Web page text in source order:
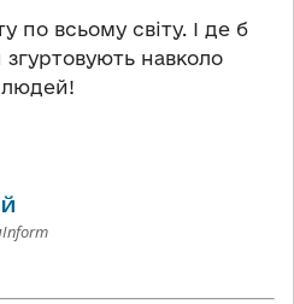
по всьому світу. І де б
згуртовують навколо
людей!